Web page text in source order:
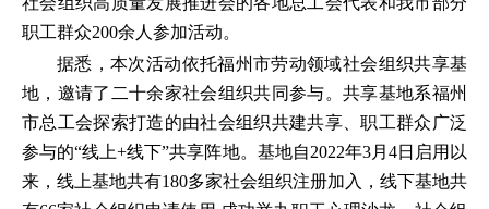
职工群众200余人参加活动。
据悉，本次活动依托福州市劳动领域社会组织共享基
地，邀请了二十余家社会组织共同参与。共享基地系福州
市总工会探索打造的由社会组织共建共享、职工群众广泛
参与的“线上+线下”共享阵地。基地自2022年3月4日启用以
来，线上基地共有180多家社会组织注册加入，线下基地共